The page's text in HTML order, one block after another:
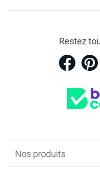
Restez
Nos produits